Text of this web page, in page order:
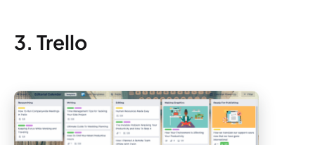
3. Trello